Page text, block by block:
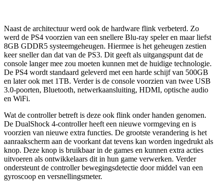
Naast de architectuur werd ook de hardware flink verbeterd. Zo
werd de PS4 voorzien van een snellere Blu-ray speler en maar liefst
8GB GDDR5 systeemgeheugen. Hiermee is het geheugen zestien
keer sneller dan dat van de PS3. Dit geeft als uitgangspunt dat de
console langer mee zou moeten kunnen met de huidige technologie.
De PS4 wordt standaard geleverd met een harde schijf van 500GB
en later ook met 1TB. Verder is de console voorzien van twee USB
3.0-poorten, Bluetooth, netwerkaansluiting, HDMI, optische audio
en WiFi.
Wat de controller betreft is deze ook flink onder handen genomen.
De DualShock 4-controller heeft een nieuwe vormgeving en is
voorzien van nieuwe extra functies. De grootste verandering is het
aanraakscherm aan de voorkant dat tevens kan worden ingedrukt als
knop. Deze knop is bruikbaar in de games en kunnen extra acties
uitvoeren als ontwikkelaars dit in hun game verwerken. Verder
ondersteunt de controller bewegingsdetectie door middel van een
gyroscoop en versnellingsmeter.